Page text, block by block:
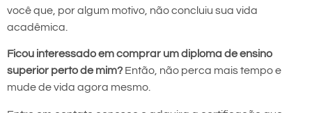
você que, por algum motivo, não concluiu sua vida
acadêmica.
Ficou interessado em comprar um diploma de ensino
superior perto de mim? Então, não perca mais tempo e
mude de vida agora mesmo.